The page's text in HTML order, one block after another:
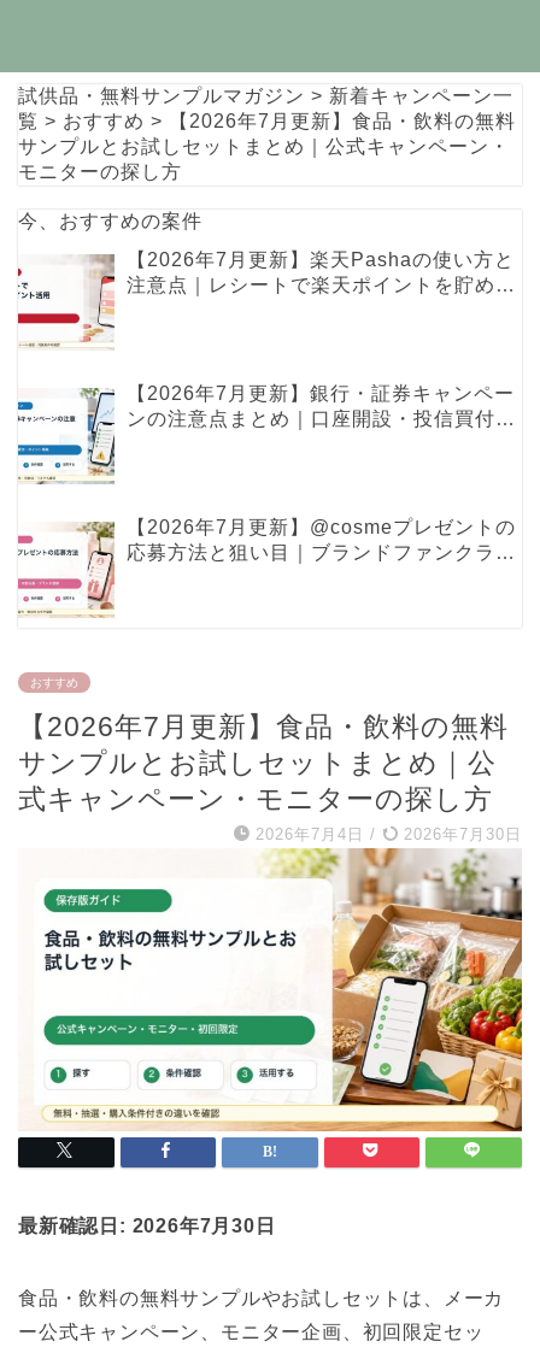
試供品・無料サンプルマガジン > 新着キャンペーン一
覧 > おすすめ >
【2026年7月更新】食品・飲料の無料
サンプルとお試しセットまとめ｜公式キャンペーン・
モニターの探し方
今、おすすめの案件
【2026年7月更新】楽天Pashaの使い方と
注意点｜レシートで楽天ポイントを貯める
【2026年7月更新】銀行・証券キャンペー
ンの注意点まとめ｜口座開設・投信買付・
【2026年7月更新】@cosmeプレゼントの
応募方法と狙い目｜ブランドファンクラ
おすすめ
【2026年7月更新】食品・飲料の無料
サンプルとお試しセットまとめ｜公
式キャンペーン・モニターの探し方
2026年7月4日 / 2026年7月30日
最新確認日: 2026年7月30日
食品・飲料の無料サンプルやお試しセットは、メーカ
ー公式キャンペーン、モニター企画、初回限定セッ